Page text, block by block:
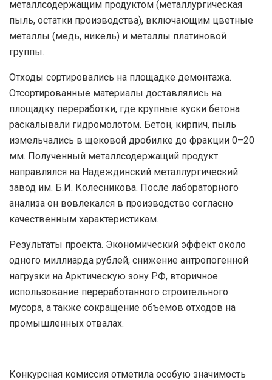
металлсодержащим продуктом (металлургическая
пыль, остатки производства), включающим цветные
металлы (медь, никель) и металлы платиновой
группы.
Отходы сортировались на площадке демонтажа.
Отсортированные материалы доставлялись на
площадку переработки, где крупные куски бетона
раскалывали гидромолотом. Бетон, кирпич, пыль
измельчались в щековой дробилке до фракции 0–20
мм. Полученный металлсодержащий продукт
направлялся на Надеждинский металлургический
завод им. Б.И. Колесникова. После лабораторного
анализа он вовлекался в производство согласно
качественным характеристикам.
Результаты проекта. Экономический эффект около
одного миллиарда рублей, снижение антропогенной
нагрузки на Арктическую зону РФ, вторичное
использование переработанного строительного
мусора, а также сокращение объемов отходов на
промышленных отвалах.
Конкурсная комиссия отметила особую значимость